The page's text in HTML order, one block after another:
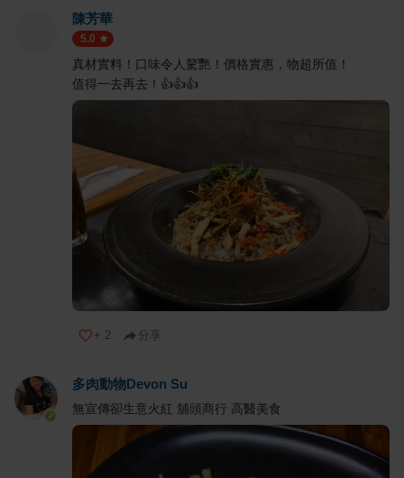
陳芳華
5.0
真材實料！口味令人驁艷！價格實惠，物超所值！
值得一去再去！👍👍👍
+ 2 分享
多肉動物Devon Su
無宣傳卻生意火紅 舖頭商行 高醫美食